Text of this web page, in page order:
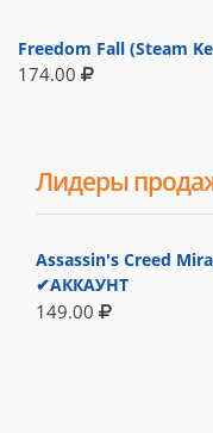
Freedom Fall (Steam
174.00
Лидеры
Assassin's Creed
✔АККАУНТ
149.00